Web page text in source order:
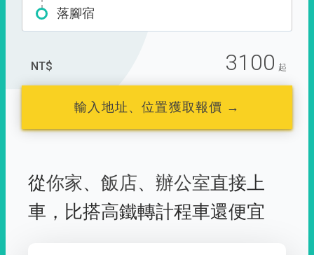
落腳宿
NT$ 3100 起
輸入地址、位置獲取報價 →
從你家、 飯店、 辦公室直接上
車， 比搭高鐵轉計程車還便宜